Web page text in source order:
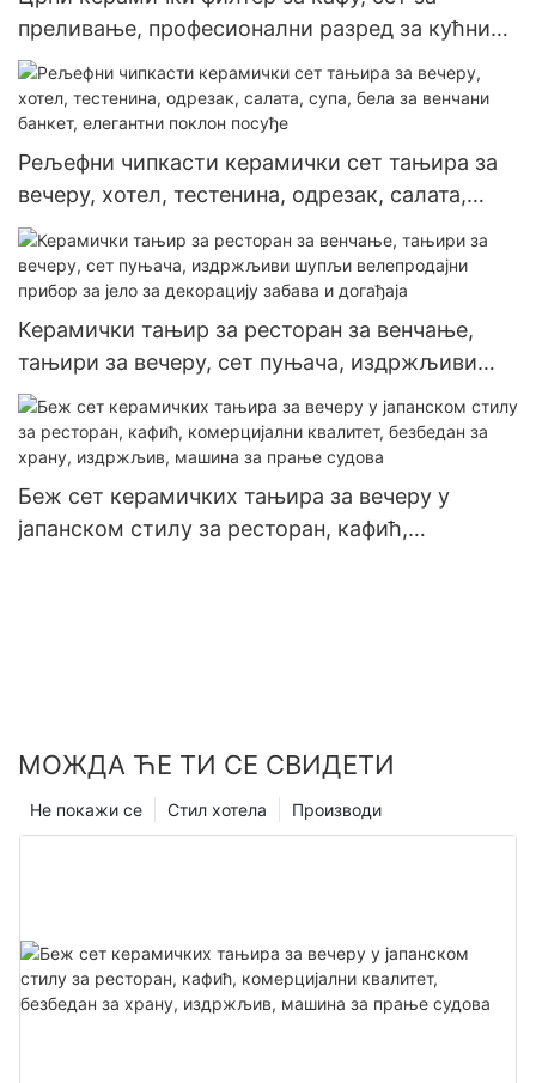
преливање, професионални разред за кућни
кафић, ресторан, чајник, шоља, тањир, сет за
млеко
Рељефни чипкасти керамички сет тањира за
вечеру, хотел, тестенина, одрезак, салата,
супа, бела за венчани банкет, елегантни
поклон посуђе
Керамички тањир за ресторан за венчање,
тањири за вечеру, сет пуњача, издржљиви
шупљи велепродајни прибор за јело за
декорацију забава и догађаја
Беж сет керамичких тањира за вечеру у
јапанском стилу за ресторан, кафић,
МОЖДА ЋЕ ТИ СЕ СВИДЕТИ
Производи
Стил хотела
Не покажи се